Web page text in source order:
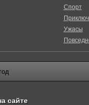
Спорт
Ужасы
сайте